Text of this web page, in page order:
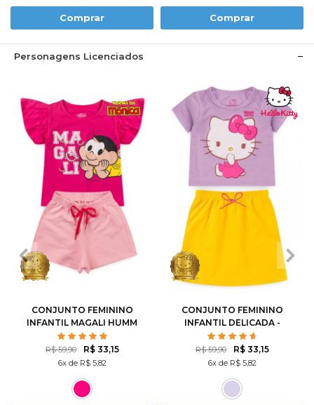
Comprar Comprar
Personagens Licenciados
1 6
CONJUNTO FEMININO
INFANTIL MAGALI HUMM
AMO MELANCIA- TURMA
DA MÔNICA
R$ 59,90 R$ 33,15
6x de R$ 5,82
1 6
CONJUNTO FEMININO
INFANTIL DELICADA -
HELLO KITTY
R$ 59,90 R$ 33,15
6x de R$ 5,82